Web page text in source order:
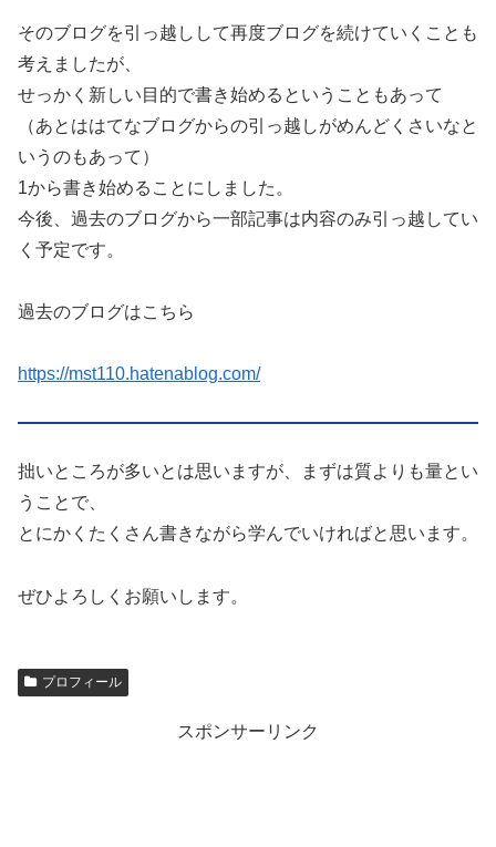
そのブログを引っ越しして再度ブログを続けていくことも
考えましたが、
せっかく新しい目的で書き始めるということもあって
（あとははてなブログからの引っ越しがめんどくさいなと
いうのもあって）
1から書き始めることにしました。
今後、過去のブログから一部記事は内容のみ引っ越してい
く予定です。
過去のブログはこちら
https://mst110.hatenablog.com/
拙いところが多いとは思いますが、まずは質よりも量とい
うことで、
とにかくたくさん書きながら学んでいければと思います。
ぜひよろしくお願いします。
プロフィール
スポンサーリンク